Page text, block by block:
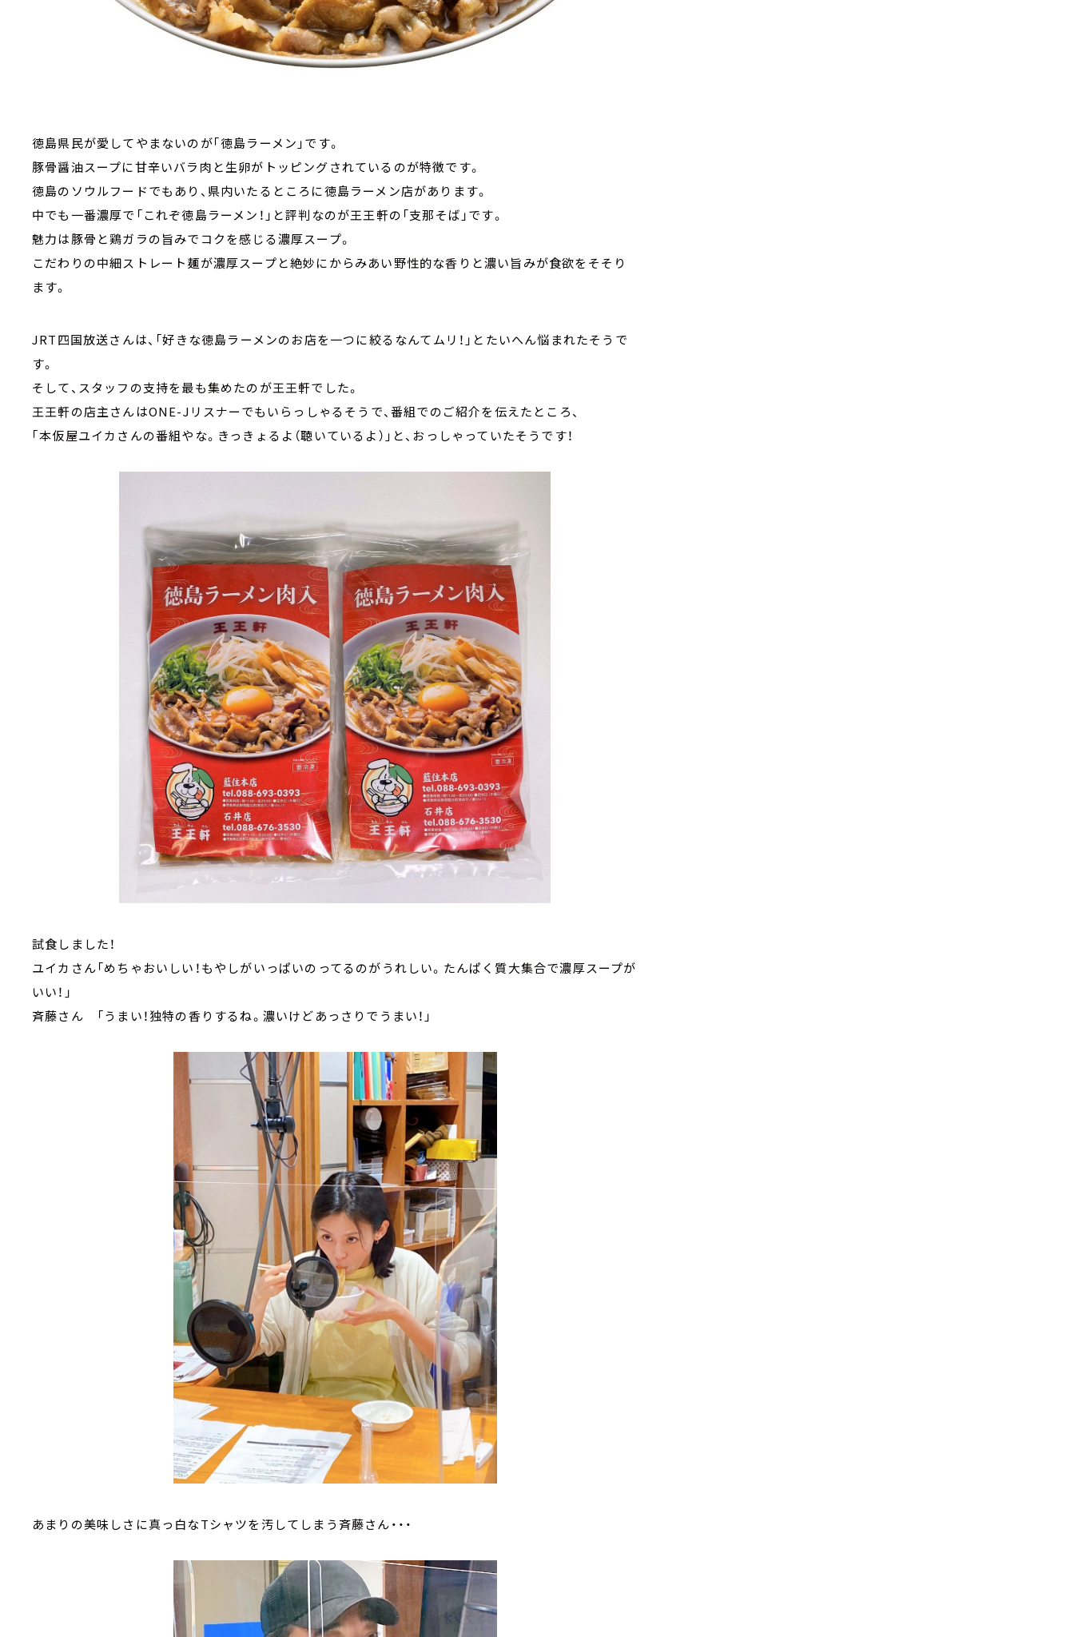
徳島県民が愛してやまないのが｢徳島ラーメン｣です。
豚骨醤油スープに甘辛いバラ肉と生卵がトッピングされているのが特徴です。
徳島のソウルフードでもあり、県内いたるところに徳島ラーメン店があります。
中でも一番濃厚で「これぞ徳島ラーメン！」と評判なのが王王軒の「支那そば」です。
魅力は豚骨と鶏ガラの旨みでコクを感じる濃厚スープ。
こだわりの中細ストレート麺が濃厚スープと絶妙にからみあい野性的な香りと濃い旨みが食欲をそそり
ます。
JRT四国放送さんは、「好きな徳島ラーメンのお店を一つに絞るなんてムリ！」とたいへん悩まれたそうで
す。
そして、スタッフの支持を最も集めたのが王王軒でした。
王王軒の店主さんはONE-Jリスナーでもいらっしゃるそうで、番組でのご紹介を伝えたところ、
｢本仮屋ユイカさんの番組やな。きっきょるよ（聴いているよ）｣と、おっしゃっていたそうです！
試食しました！
ユイカさん「めちゃおいしい！もやしがいっぱいのってるのがうれしい。たんぱく質大集合で濃厚スープが
いい！」
斉藤さん 「うまい！独特の香りするね。濃いけどあっさりでうまい！」
あまりの美味しさに真っ白なTシャツを汚してしまう斉藤さん・・・